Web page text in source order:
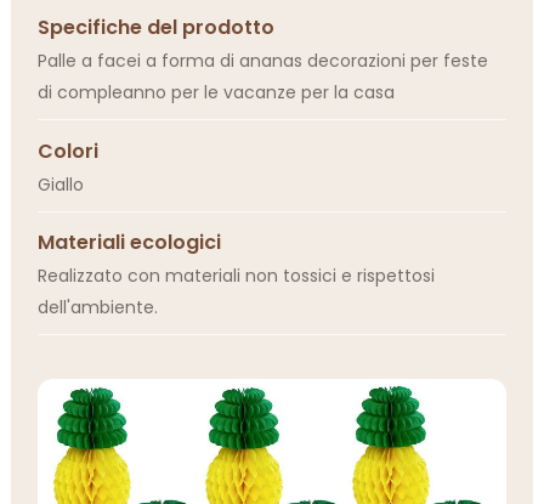
Specifiche del prodotto
Palle a facei a forma di ananas decorazioni per feste
di compleanno per le vacanze per la casa
Colori
Giallo
Materiali ecologici
Realizzato con materiali non tossici e rispettosi
dell'ambiente.